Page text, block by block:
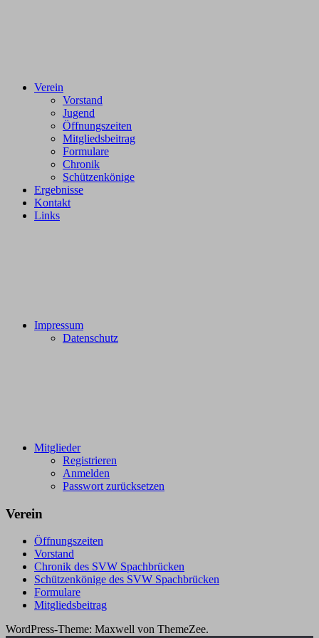
Verein
Vorstand
Jugend
Öffnungszeiten
Mitgliedsbeitrag
Formulare
Chronik
Schützenkönige
Ergebnisse
Kontakt
Links
Impressum
Datenschutz
Mitglieder
Registrieren
Anmelden
Passwort zurücksetzen
Verein
Öffnungszeiten
Vorstand
Chronik des SVW Spachbrücken
Schützenkönige des SVW Spachbrücken
Formulare
Mitgliedsbeitrag
WordPress-Theme: Maxwell von ThemeZee.